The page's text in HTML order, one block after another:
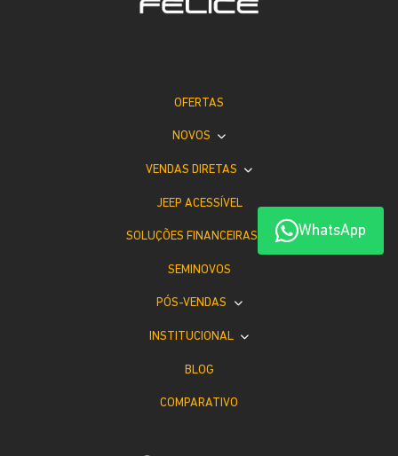
WhatsApp
OFERTAS
NOVOS
VENDAS DIRETAS
JEEP ACESSÍVEL
SOLUÇÕES FINANCEIRAS
SEMINOVOS
PÓS-VENDAS
INSTITUCIONAL
BLOG
COMPARATIVO